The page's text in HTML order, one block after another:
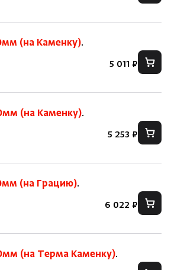
(на Каменку).
5 011 ₽
(на Каменку).
5 253 ₽
(на Грацию).
6 022 ₽
(на Терма Каменку).